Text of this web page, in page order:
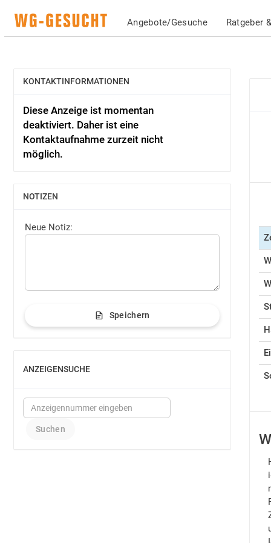
Angebote/Gesuche Ratgeber
KONTAKTINFORMATIONEN
EINBLENDEN
Diese Anzeige ist momentan
deaktiviert. Daher ist eine
Kontaktaufnahme zurzeit nicht
möglich.
NOTIZEN
EINBLENDEN
Neue Notiz:
Speichern
ANZEIGENSUCHE
EINBLENDEN